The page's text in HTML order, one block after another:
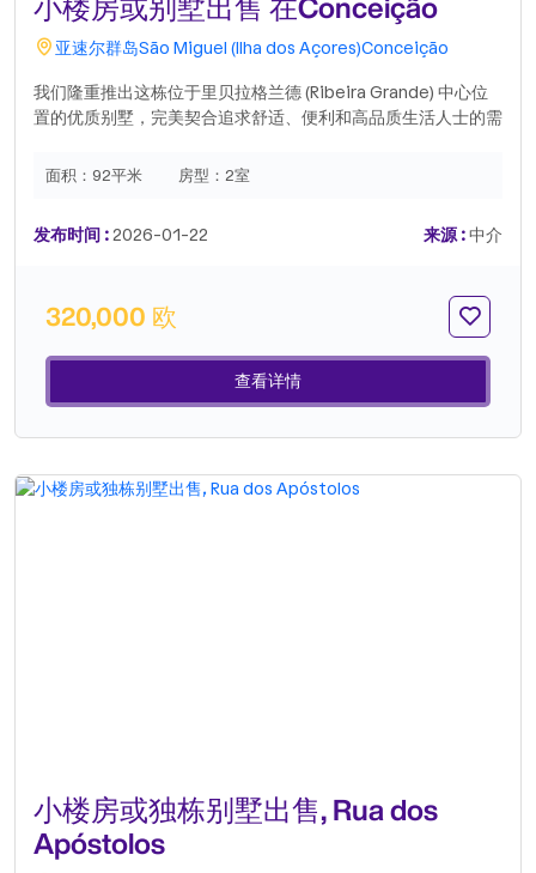
亚速尔群岛São Miguel (Ilha dos Açores)Conceição
我们隆重推出这栋位于里贝拉格兰德 (Ribeira Grande) 中心位
置的优质别墅，完美契合追求舒适、便利和高品质生活人士的需
护。别墅面积宽敞，布局合理，为全家人提供舒适便捷的生活空
贝拉格兰德 (Ribeira Grande) 最热门地段之一的房产，无论是
交通便利� 宽敞的空间Realty ONE GroupRealty ONE Group
是目前美国发展最快的房地产品牌。凭借超过 20 年的经验，公
司业务遍及 26 个国家，并持续在全球范围内扩张。Realty ONE
品牌的掌舵人是 Vinnie Tracey，他是 Realty ONE Group 的总
裁，曾领导全球领先的房地产公司长达 40 年。凭借其丰富的经
的房地产品牌之一。选择 ONE 的理由以人为本。我们的顾问接
受由业内顶尖专家提供的卓越的国内和国际培训。所有培训均免
费，确保我们的团队能够以最高的效率为您提供支持。“在您享
面积： 92平米 房型： 2室
发布时间 :2026-01-22 来源 :中介
320,000 欧
查看详情
小楼房或独栋别墅出售, Rua dos
Apóstolos